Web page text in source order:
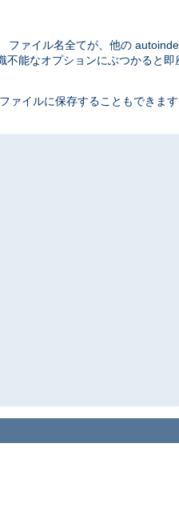
ファイル名全てが、他の
能なオプションにぶつかると即
ァイルに保存することもできま